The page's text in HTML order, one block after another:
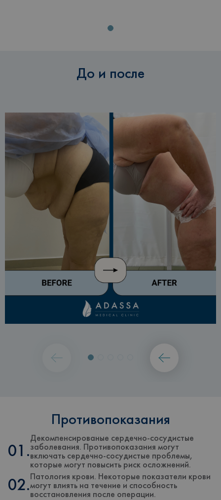
До и после
Противопоказания
01.
Декомпенсированые сердечно-сосудистые
заболевания. Противопоказания могут
включать сердечно-сосудистые проблемы,
которые могут повысить риск осложнений.
02.
Патология крови. Некоторые показатели крови
могут влиять на течение и способность
восстановления после операции.